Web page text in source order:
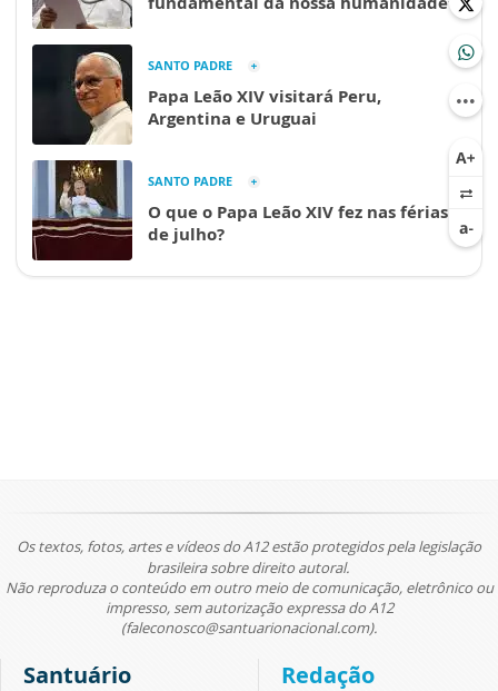
SANTO PADRE
Papa Leão XIV visitará Peru,
Argentina e Uruguai
SANTO PADRE
O que o Papa Leão XIV fez nas férias
de julho?
Os textos, fotos, artes e vídeos do A12 estão protegidos pela legislação
brasileira sobre direito autoral.
Não reproduza o conteúdo em outro meio de comunicação, eletrônico ou
impresso, sem autorização expressa do A12
(faleconosco@santuarionacional.com).
Santuário Redação